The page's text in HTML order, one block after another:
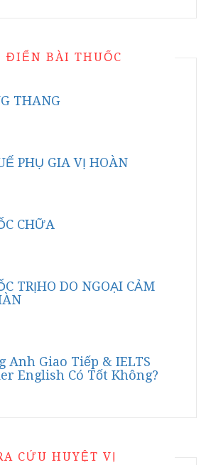
ĐIỂN BÀI THUỐC
THANG
PHỤ GIA VỊ HOÀN
CHỮA
TRỊHO DO NGOẠI CẢM
Anh Giao Tiếp & IELTS
English Có Tốt Không?
CỨU HUYỆT VỊ